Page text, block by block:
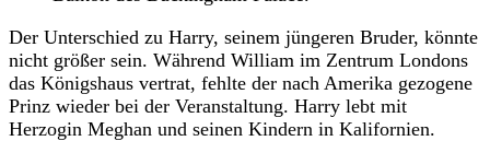
Der Unterschied zu Harry, seinem jüngeren Bruder, könnte
nicht größer sein. Während William im Zentrum Londons
das Königshaus vertrat, fehlte der nach Amerika gezogene
Prinz wieder bei der Veranstaltung. Harry lebt mit
Herzogin Meghan und seinen Kindern in Kalifornien.